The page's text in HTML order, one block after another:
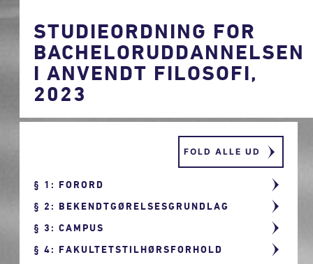
STUDIEORDNING FOR
BACHELORUDDANNELSEN
I ANVENDT FILOSOFI,
2023
FOLD ALLE UD
1: FORORD
2: BEKENDTGØRELSESGRUNDLAG
3: CAMPUS
4: FAKULTETSTILHØRSFORHOLD